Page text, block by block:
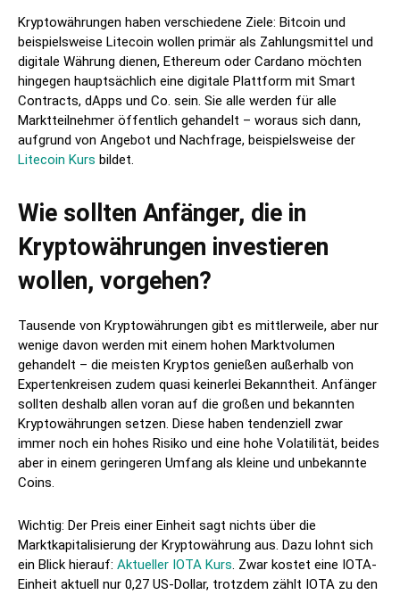
Kryptowährungen haben verschiedene Ziele: Bitcoin und
beispielsweise Litecoin wollen primär als Zahlungsmittel und
digitale Währung dienen, Ethereum oder Cardano möchten
hingegen hauptsächlich eine digitale Plattform mit Smart
Contracts, dApps und Co. sein. Sie alle werden für alle
Marktteilnehmer öffentlich gehandelt – woraus sich dann,
aufgrund von Angebot und Nachfrage, beispielsweise der
Litecoin Kurs bildet.
Wie sollten Anfänger, die in
Kryptowährungen investieren
wollen, vorgehen?
Tausende von Kryptowährungen gibt es mittlerweile, aber nur
wenige davon werden mit einem hohen Marktvolumen
gehandelt – die meisten Kryptos genießen außerhalb von
Expertenkreisen zudem quasi keinerlei Bekanntheit. Anfänger
sollten deshalb allen voran auf die großen und bekannten
Kryptowährungen setzen. Diese haben tendenziell zwar
immer noch ein hohes Risiko und eine hohe Volatilität, beides
aber in einem geringeren Umfang als kleine und unbekannte
Coins.
Wichtig: Der Preis einer Einheit sagt nichts über die
Marktkapitalisierung der Kryptowährung aus. Dazu lohnt sich
ein Blick hierauf: Aktueller IOTA Kurs. Zwar kostet eine IOTA-
Einheit aktuell nur 0,27 US-Dollar, trotzdem zählt IOTA zu den